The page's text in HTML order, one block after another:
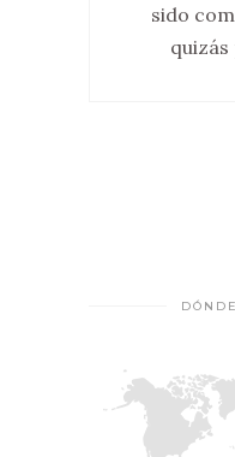
sido